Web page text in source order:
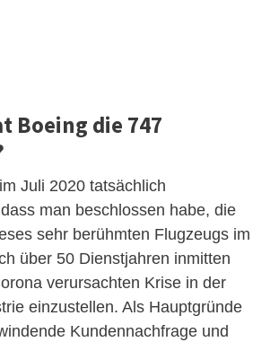
Boeing die 747
Juli 2020 tatsächlich
man beschlossen habe, die
sehr berühmten Flugzeugs im
über 50 Dienstjahren inmitten
verursachten Krise in der
einzustellen. Als Hauptgründe
Kundennachfrage und